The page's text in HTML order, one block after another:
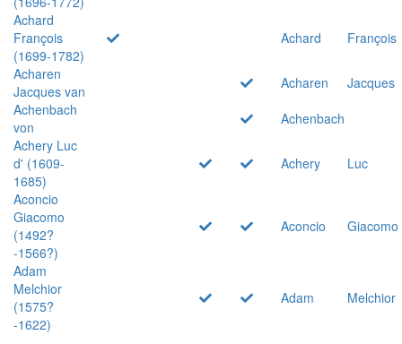
Achard
François
(1699-1782)
Achard
François
Acharen
Jacques van
Acharen
Jacques
Achenbach
von
Achenbach
Achery Luc
d' (1609-
1685)
Achery
Luc
Aconcio
Giacomo
(1492?
-1566?)
Aconcio Giacomo
Adam
Melchior
(1575?
-1622)
Adam Melchior